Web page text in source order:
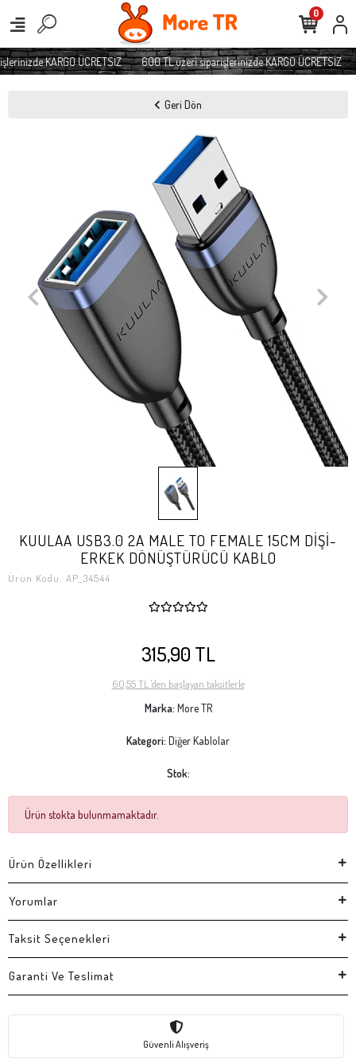
KARGO ÜCRETSİZ 600 TL üzeri siparişlerinizde KARGO ÜCRETSİZ
0
Geri Dön
KUULAA USB3.0 2A MALE TO FEMALE 15CM DİŞİ-
ERKEK DÖNÜŞTÜRÜCÜ KABLO
Ürün Kodu: AP_34544
315,90 TL
60,55 TL 'den başlayan taksitlerle
Marka: More TR
Kategori: Diğer Kablolar
Stok:
Ürün stokta bulunmamaktadır.
Ürün Özellikleri
Yorumlar
Taksit Seçenekleri
Garanti Ve Teslimat
Güvenli Alışveriş